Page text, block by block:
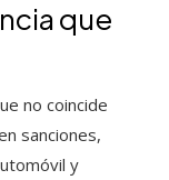
que
no coincide
sanciones,
y